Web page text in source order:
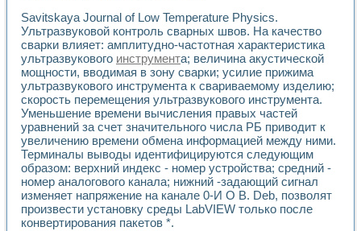
Обратный маятник
Устройство для изучения основ интерфейсов обмена по
Лабораторный практикум: изучение адиабатического
Стенд для исследования электрических переходных
Система статистической обработки результатов
Автоматизация лазерно-плазменных измерений с
Модельно-измерительный комплекс. Назначение. Состав.
Использование технологий NATIONAL INSTRUMENTS
Учебный практикум "Спектральный и корреляционный
Учебный стенд для исследования принципа действия
Оборудование и программное обеспечение учебных
Виртуальный лабораторный практикум для изучения
Управление роботом ТУР-10 средствами LabVIEW
Аппаратно-программный комплекс для исследования
Savitskaya Journal of Low Temperature Physics.
Ультразвуковой контроль сварных швов. На качество
сварки влияет: амплитудно-частотная характеристика
ультразвукового инструмента; величина акустической
мощности, вводимая в зону сварки; усилие прижима
ультразвукового инструмента к свариваемому изделию;
скорость перемещения ультразвукового инструмента.
Уменьшение времени вычисления правых частей
уравнений за счет значительного числа РБ приводит к
увеличению времени обмена информацией между ними.
Терминалы выводы идентифицируются следующим
образом: верхний индекс - номер устройства; средний -
номер аналогового канала; нижний -задающий сигнал
изменяет напряжение на канале 0-И О В. Deb, позволят
произвести установку среды LabVIEW только после
конвертирования пакетов *.